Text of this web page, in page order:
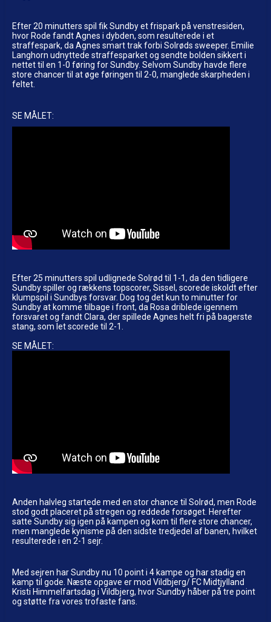
Efter 20 minutters spil fik Sundby et frispark på venstresiden,
hvor Rode fandt Agnes i dybden, som resulterede i et
straffespark, da Agnes smart trak forbi Solrøds sweeper. Emilie
Langhorn udnyttede straffesparket og sendte bolden sikkert i
nettet til en 1-0 føring for Sundby. Selvom Sundby havde flere
store chancer til at øge føringen til 2-0, manglede skarpheden i
feltet.
SE MÅLET:
Efter 25 minutters spil udlignede Solrød til 1-1, da den tidligere
Sundby spiller og rækkens topscorer, Sissel, scorede iskoldt efter
klumpspil i Sundbys forsvar. Dog tog det kun to minutter for
Sundby at komme tilbage i front, da Rosa driblede igennem
forsvaret og fandt Clara, der spillede Agnes helt fri på bagerste
stang, som let scorede til 2-1.
SE MÅLET:
Anden halvleg startede med en stor chance til Solrød, men Rode
stod godt placeret på stregen og reddede forsøget. Herefter
satte Sundby sig igen på kampen og kom til flere store chancer,
men manglede kynisme på den sidste tredjedel af banen, hvilket
resulterede i en 2-1 sejr.
Med sejren har Sundby nu 10 point i 4 kampe og har stadig en
kamp til gode. Næste opgave er mod Vildbjerg/ FC Midtjylland
Kristi Himmelfartsdag i Vildbjerg, hvor Sundby håber på tre point
og støtte fra vores trofaste fans.